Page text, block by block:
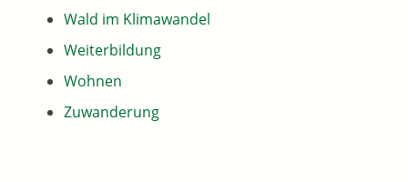
Wald im Klimawandel
Weiterbildung
Wohnen
Zuwanderung